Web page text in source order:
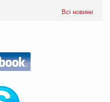
Всі новини